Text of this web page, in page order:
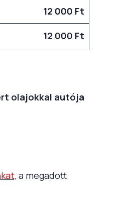
12 000 Ft
12 000 Ft
olajokkal autója
a megadott